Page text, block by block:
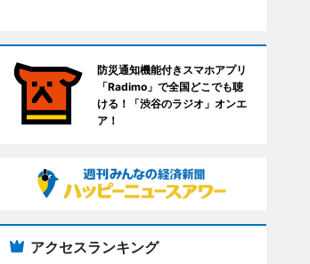
防災通知機能付きスマホアプリ
「Radimo」で全国どこでも聴
ける！「渋谷のラジオ」オンエ
ア！
アクセスランキング